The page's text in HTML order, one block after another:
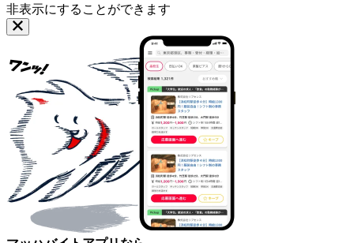
非表示にすることができます